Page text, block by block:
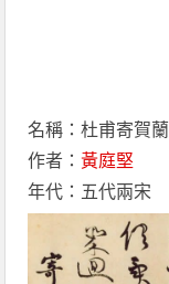
名稱：杜甫寄賀
作者：黃庭堅
年代：五代兩宋